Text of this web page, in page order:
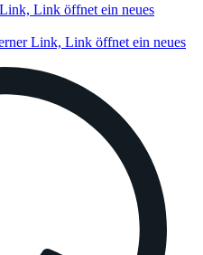
Link öffnet ein neues
Link, Link öffnet ein neues